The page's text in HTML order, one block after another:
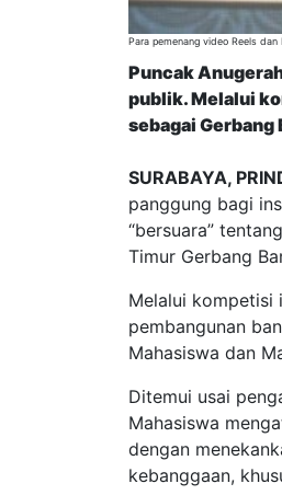
Para pemenang video Reels
Puncak
publik. Melalui
sebagai Gerbang
SURABAYA,
panggung bagi
“bersuara”
Timur Gerbang
Melalui kompetisi
pembangunan
Mahasiswa dan
Ditemui usai
Mahasiswa
dengan
kebanggaan,